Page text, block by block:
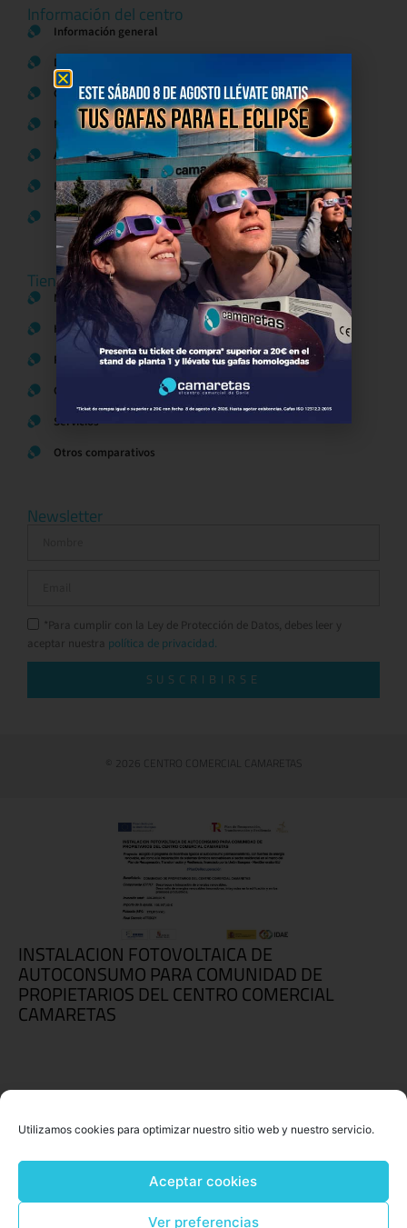
Utilizamos cookies para optimizar nuestro sitio web y nuestro servicio.
Aceptar cookies
Ver preferencias
Información del centro
Información general
Directorio de tiendas y Planos
Contacto
Política de Privacidad
Aviso Legal
Política de Cookies
Bases legales Concursos y Promociones
Tiendas
Moda
Hogar y Alimentación
Regalos y Complementos
Ocio y Restauración
Servicios
Otros comparativos
Newsletter
*Para cumplir con la Ley de Protección de Datos, debes leer y
aceptar nuestra política de privacidad.
SUSCRIBIRSE
© 2026 CENTRO COMERCIAL CAMARETAS
INSTALACION FOTOVOLTAICA DE
AUTOCONSUMO PARA COMUNIDAD DE
PROPIETARIOS DEL CENTRO COMERCIAL
CAMARETAS